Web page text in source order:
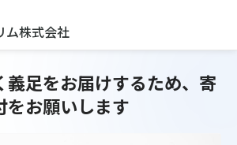
ム株式会社
義足をお届けするため、寄
をお願いします